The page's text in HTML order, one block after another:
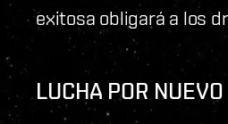
exitosa obligará a los
LUCHA POR